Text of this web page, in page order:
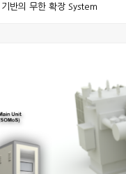
반의 무한 확장 System